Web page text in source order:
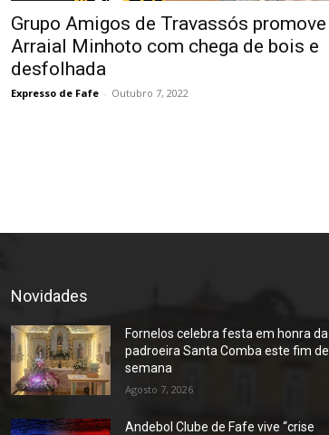
Grupo Amigos de Travassós promove
Arraial Minhoto com chega de bois e
desfolhada
Expresso de Fafe - Outubro 7, 2022
Novidades
Fornelos celebra festa em honra da
padroeira Santa Comba este fim de
semana
Agosto 7, 2026
Andebol Clube de Fafe vive “crise